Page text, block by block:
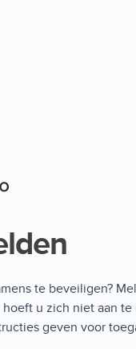
te beveiligen?
u zich niet aan
geven voor